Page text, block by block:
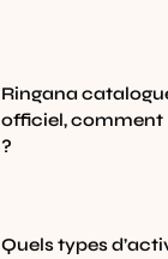
Ringana
officiel, comment
?
Quels types